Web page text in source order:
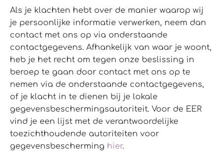
Als je klachten hebt over de manier waarop wij
je persoonlijke informatie verwerken, neem dan
contact met ons op via onderstaande
contactgegevens. Afhankelijk van waar je woont,
heb je het recht om tegen onze beslissing in
beroep te gaan door contact met ons op te
nemen via de onderstaande contactgegevens,
of je klacht in te dienen bij je lokale
gegevensbeschermingsautoriteit. Voor de EER
vind je een lijst met de verantwoordelijke
toezichthoudende autoriteiten voor
gegevensbescherming hier.